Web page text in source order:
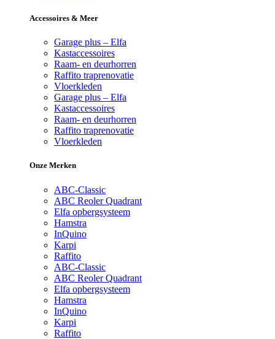
Accessoires & Meer
Garage plus – Elfa
Kastaccessoires
Raam- en deurhorren
Raffito traprenovatie
Vloerkleden
Garage plus – Elfa
Kastaccessoires
Raam- en deurhorren
Raffito traprenovatie
Vloerkleden
Onze Merken
ABC-Classic
ABC Reoler Quadrant
Elfa opbergsysteem
Hamstra
InQuino
Karpi
Raffito
ABC-Classic
ABC Reoler Quadrant
Elfa opbergsysteem
Hamstra
InQuino
Karpi
Raffito